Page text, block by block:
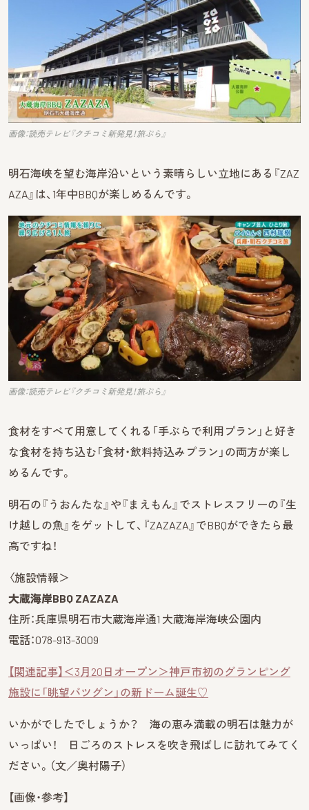
画像：読売テレビ『クチコミ新発見！旅ぷら』
明石海峡を望む海岸沿いという素晴らしい立地にある『ZAZ
AZA』は、1年中BBQが楽しめるんです。
画像：読売テレビ『クチコミ新発見！旅ぷら』
食材をすべて用意してくれる「手ぶらで利用プラン」と好き
な食材を持ち込む「食材・飲料持込みプラン」の両方が楽し
めるんです。
明石の『うおんたな』や『まえもん』でストレスフリーの『生
け越しの魚』をゲットして、『ZAZAZA』でBBQができたら最
高ですね！
〈施設情報＞
大蔵海岸BBQ ZAZAZA
住所：兵庫県明石市大蔵海岸通1 大蔵海岸海峡公園内
電話：078-913-3009
【関連記事】＜3月20日オープン＞神戸市初のグランピング
施設に「眺望バツグン」の新ドーム誕生♡
いかがでしたでしょうか？ 海の恵み満載の明石は魅力が
いっぱい！ 日ごろのストレスを吹き飛ばしに訪れてみてく
ださい。（文／奥村陽子）
【画像・参考】